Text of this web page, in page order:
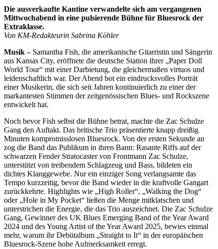
Die ausverkaufte Kantine verwandelte sich am vergangenen
Mittwochabend in eine pulsierende Bühne für Bluesrock der
Extraklasse.
Von KM-Redakteurin Sabrina Köhler
Musik –Samantha Fish, die amerikanische Gitarristin und Sängerin
aus Kansas City, eröffnete die deutsche Station ihrer „Paper Doll
World Tour“ mit einer Darbietung, die gleichermaßen virtuos und
leidenschaftlich war. Der Abend bot ein eindrucksvolles Porträt
einer Musikerin, die sich seit Jahren kontinuierlich zu einer der
markantesten Stimmen der zeitgenössischen Blues- und Rockszene
entwickelt hat.
Noch bevor Fish selbst die Bühne betrat, machte die Zac Schulze
Gang den Auftakt. Das britische Trio präsentierte knapp dreißig
Minuten kompromisslosen Bluesrock. Von der ersten Sekunde an
zog die Band das Publikum in ihren Bann: Rasante Riffs auf der
schwarzen Fender Stratocaster von Frontmann Zac Schulze,
unterstützt von treibendem Schlagzeug und Bass, bildeten ein
dichtes Klanggewebe. Nur ein einziger Song verlangsamte das
Tempo kurzzeitig, bevor die Band wieder in die kraftvolle Gangart
zurückkehrte. Highlights wie „High Roller“, „Walking the Dog“
oder „Hole in My Pocket“ ließen die Menge mitklatschen und
unterstrichen die Energie, die das Trio auszeichnet. Die Zac Schulze
Gang, Gewinner des UK Blues Emerging Band of the Year Award
2024 und des Young Artist of the Year Award 2025, bewies einmal
mehr, warum ihr Debütalbum „Straight to It“ in der europäischen
Bluesrock-Szene hohe Aufmerksamkeit erregt.